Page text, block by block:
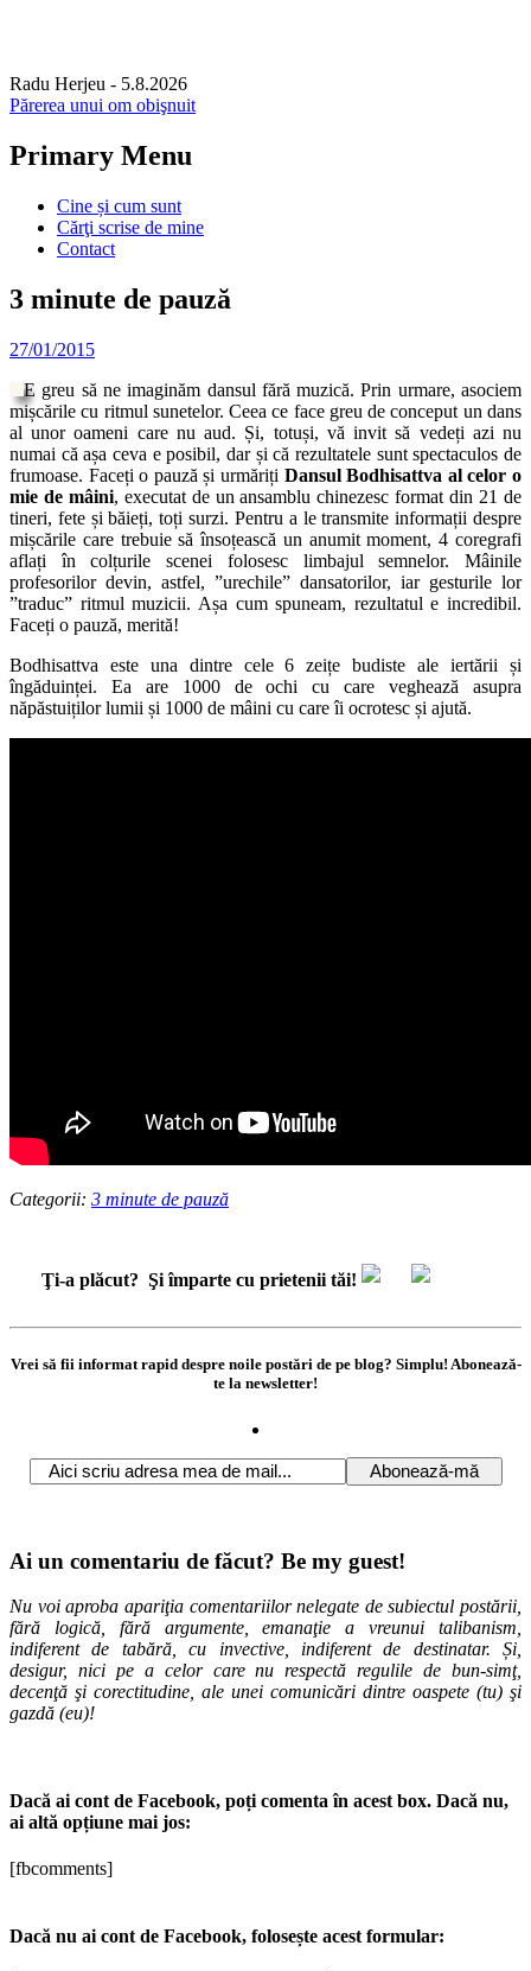
Radu Herjeu - 5.8.2026
Părerea unui om obişnuit
Primary Menu
Skip
content
Cine și cum sunt
Cărţi scrise de mine
Contact
3 minute de pauză
27/01/2015
E greu să ne imaginăm dansul fără muzică. Prin urmare, asociem
mișcările cu ritmul sunetelor. Ceea ce face greu de conceput un dans
al unor oameni care nu aud. Și, totuși, vă invit să vedeți azi nu
numai că așa ceva e posibil, dar și că rezultatele sunt spectaculos de
frumoase. Faceți o pauză și urmăriți Dansul Bodhisattva al celor o
mie de mâini, executat de un ansamblu chinezesc format din 21 de
tineri, fete și băieți, toți surzi. Pentru a le transmite informații despre
mișcările care trebuie să însoțească un anumit moment, 4 coregrafi
aflați în colțurile scenei folosesc limbajul semnelor. Mâinile
profesorilor devin, astfel, ”urechile” dansatorilor, iar gesturile lor
”traduc” ritmul muzicii. Așa cum spuneam, rezultatul e incredibil.
Faceți o pauză, merită!
Bodhisattva este una dintre cele 6 zeițe budiste ale iertării și
îngăduinței. Ea are 1000 de ochi cu care veghează asupra
năpăstuiților lumii și 1000 de mâini cu care îi ocrotesc și ajută.
Categorii: 3 minute de pauză
Ţi-a plăcut? Şi împarte cu prietenii tăi!
Vrei să fii informat rapid despre noile postări de pe blog? Simplu! Abonează-
te la newsletter!
Ai un comentariu de făcut? Be my guest!
Nu voi aproba apariţia comentariilor nelegate de subiectul postării,
fără logică, fără argumente, emanaţie a vreunui talibanism,
indiferent de tabără, cu invective, indiferent de destinatar. Și,
desigur, nici pe a celor care nu respectă regulile de bun-simţ,
decenţă şi corectitudine, ale unei comunicări dintre oaspete (tu) şi
gazdă (eu)!
Dacă ai cont de Facebook, poți comenta în acest box. Dacă nu,
ai altă opțiune mai jos:
[fbcomments]
Dacă nu ai cont de Facebook, folosește acest formular: